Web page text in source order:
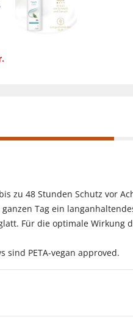
zu 48 Stunden Schutz vor
Tag ein
Für die optimale
sind PETA-vegan approved.